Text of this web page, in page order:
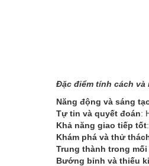
Đặc điểm tính cách
Năng động và sáng
Tự tin và quyết đoán:
Khả năng giao tiếp tốt
Khám phá và thử
Trung thành trong mối
Bướng bỉnh và thiếu